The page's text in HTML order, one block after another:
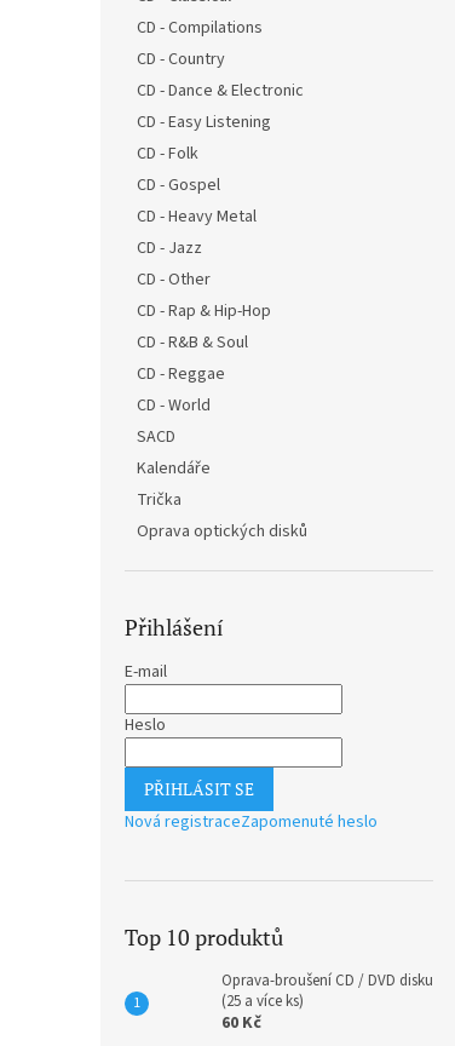
CD - Compilations
CD - Country
CD - Dance & Electronic
CD - Easy Listening
CD - Folk
CD - Gospel
CD - Heavy Metal
CD - Jazz
CD - Other
CD - Rap & Hip-Hop
CD - R&B & Soul
CD - Reggae
CD - World
SACD
Kalendáře
Trička
Oprava optických disků
Přihlášení
E-mail
Heslo
PŘIHLÁSIT SE
Nová registraceZapomenuté heslo
Top 10 produktů
Oprava-broušení CD / DVD disku
(25 a více ks)
60 Kč